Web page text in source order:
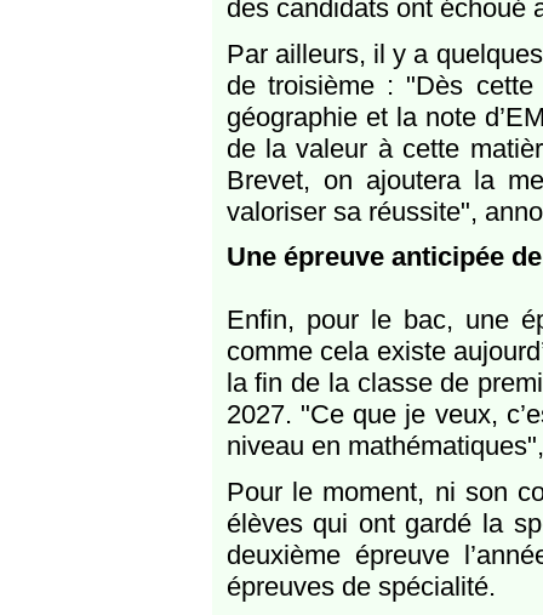
des candidats ont échoué
Par ailleurs, il y a
de troisième : "Dès cette
géographie et la note
de la valeur à cette
Brevet, on ajoutera la
valoriser sa réussite",
Une épreuve anticipée
Enfin, pour le bac, une
comme cela existe
la fin de la classe de
2027. "Ce que je veux,
niveau en
Pour le moment, ni son
élèves qui ont gardé la
deuxième épreuve
épreuves de spécialité.